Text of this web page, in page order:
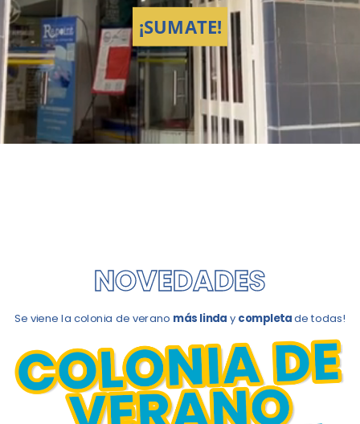
¡SUMATE!
Se viene la colonia de verano más linda y completade todas!
NOVEDADES